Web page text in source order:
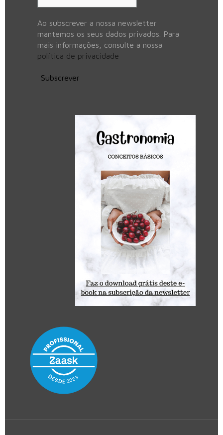
Ao subscrever a nossa newsletter
mantemos os seus dados privados. Para
mais informações, consulte a nossa
política de privacidade